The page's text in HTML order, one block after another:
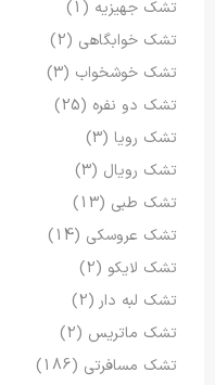
تشک جهیزیه (1)
تشک خوابگاهی (2)
تشک خوشخواب (3)
تشک دو نفره (25)
تشک رویا (3)
تشک رویال (3)
تشک طبی (13)
تشک عروسکی (14)
تشک لایکو (2)
تشک لبه دار (2)
تشک ماتریس (2)
تشک مسافرتی (186)